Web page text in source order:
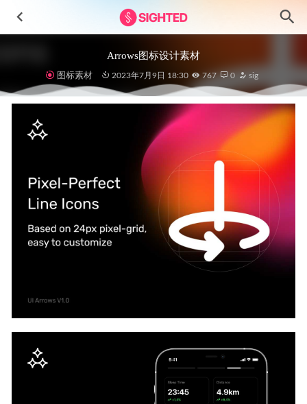
Arrows图标设计素材
图标素材 2023年7月9日 18:30 767 0 sig
金融网站后台dashboard .fig素材
Wakku自由职业者、居家办公插画素材 2023-06-18
Hednews-新闻应用程序用户界面设计 Figma素材 2023-04-04
2022-02-16
2022-09-10